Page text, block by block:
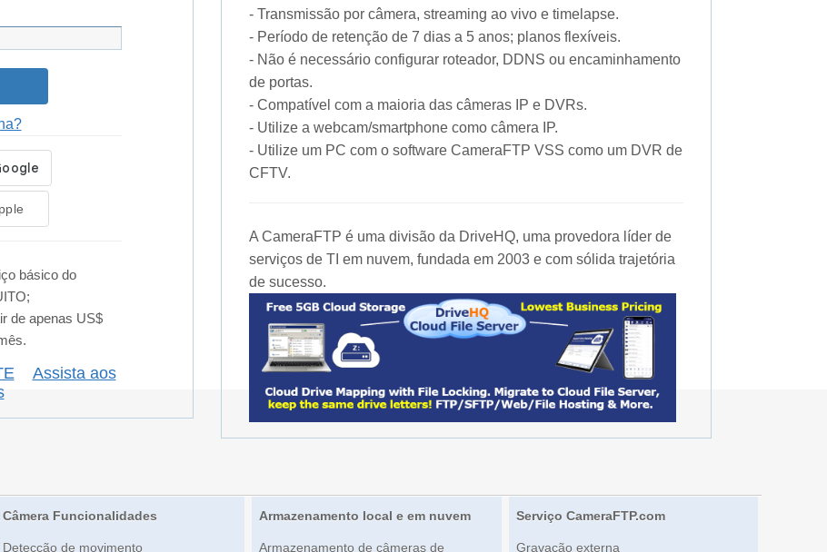
básico do
de apenas US$
Assista aos
- Transmissão por câmera, streaming ao vivo e timelapse.
- Período de retenção de 7 dias a 5 anos; planos flexíveis.
- Não é necessário configurar roteador, DDNS ou encaminhamento
de portas.
- Compatível com a maioria das câmeras IP e DVRs.
- Utilize a webcam/smartphone como câmera IP.
- Utilize um PC com o software CameraFTP VSS como um DVR de
CFTV.
A CameraFTP é uma divisão da DriveHQ, uma provedora líder de
serviços de TI em nuvem, fundada em 2003 e com sólida trajetória
de sucesso.
Câmera Funcionalidades
Detecção de movimento
Armazenamento local e em nuvem
Armazenamento de câmeras de
Serviço CameraFTP.com
Gravação externa